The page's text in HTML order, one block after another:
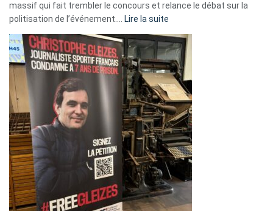
massif qui fait trembler le concours et relance le débat sur la
politisation de l’événement.… Lire la suite
Eurovision
2026
:
Pays-
Bas,
Espagne,
Irlande
et
Slovénie
rejettent
la
présence
d’Israël